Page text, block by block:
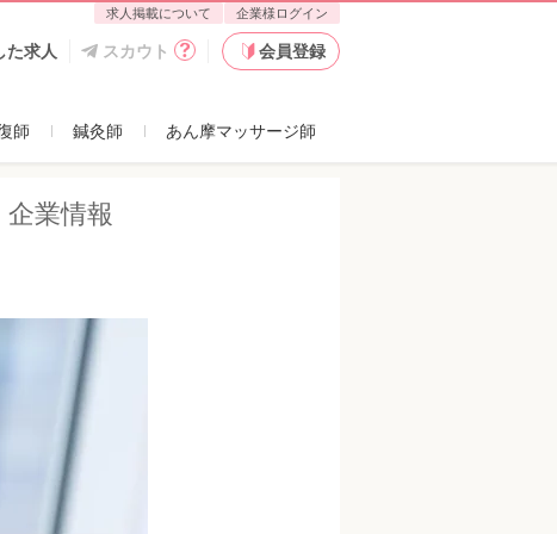
求人掲載について 企業様ログイン
た求人 スカウト 会員登録
師 鍼灸師 あん摩マッサージ師
企業情報